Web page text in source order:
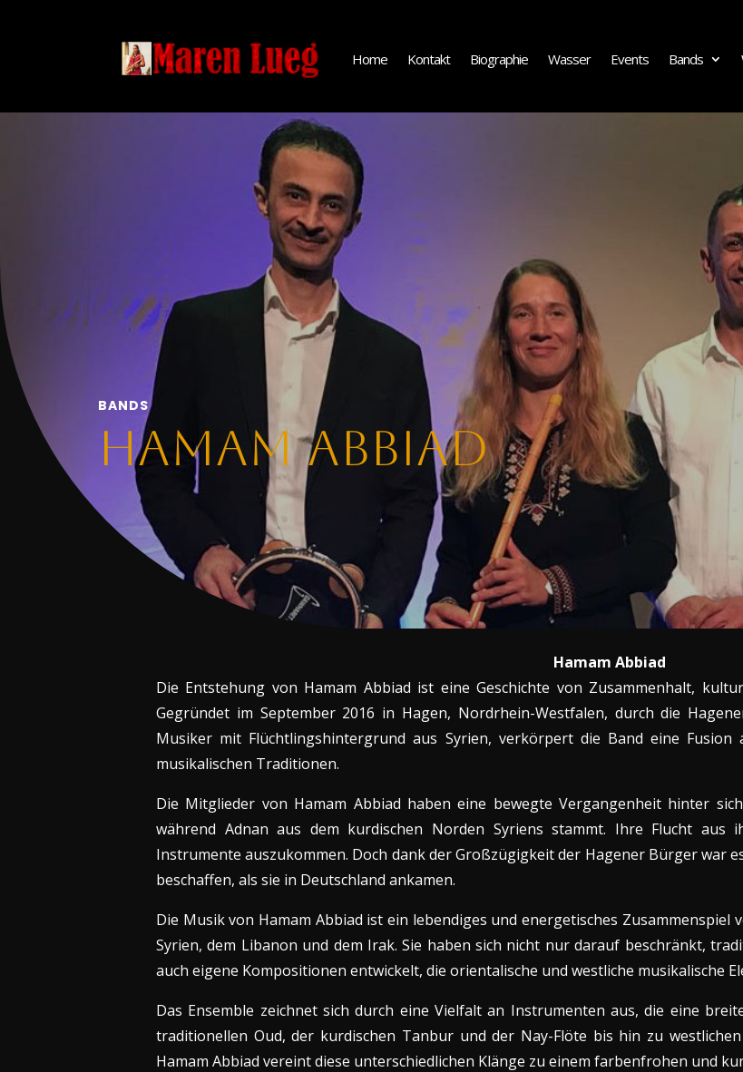
Home Kontakt Biographie Wasser Events Bands
BANDS
Hamam Abbiad
Hamam Abbiad
Die Entstehung von Hamam Abbiad ist eine Geschichte von Zusammenhalt,
Gegründet im September 2016 in Hagen, Nordrhein-Westfalen, durch die
Musiker mit Flüchtlingshintergrund aus Syrien, verkörpert die Band eine Fusion
musikalischen Traditionen.
Die Mitglieder von Hamam Abbiad haben eine bewegte Vergangenheit hinter
während Adnan aus dem kurdischen Norden Syriens stammt. Ihre Flucht
Instrumente auszukommen. Doch dank der Großzügigkeit der Hagener Bürger war
beschaffen, als sie in Deutschland ankamen.
Die Musik von Hamam Abbiad ist ein lebendiges und energetisches Zusammenspiel
Syrien, dem Libanon und dem Irak. Sie haben sich nicht nur darauf beschränkt,
auch eigene Kompositionen entwickelt, die orientalische und westliche musikalische
Das Ensemble zeichnet sich durch eine Vielfalt an Instrumenten aus, die eine
traditionellen Oud, der kurdischen Tanbur und der Nay-Flöte bis hin zu
Hamam Abbiad vereint diese unterschiedlichen Klänge zu einem farbenfrohen und